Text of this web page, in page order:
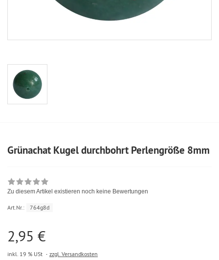
Grünachat Kugel durchbohrt Perlengröße 8mm
Zu diesem Artikel existieren noch keine Bewertungen
Art.Nr.: 764g8d
2,95 €
inkl. 19 % USt zzgl. Versandkosten